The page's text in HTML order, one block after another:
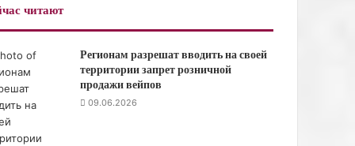
читают
Регионам разрешат вводить на своей
территории запрет розничной
продажи вейпов
09.06.2026